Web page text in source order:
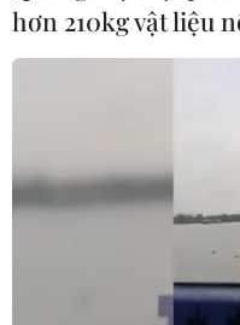
Hà Nội cảnh báo về
bào gốc trong khám
Thắp lên hy vọng cho
nghèo từ 'phòng
hơn 210kg vật liệu